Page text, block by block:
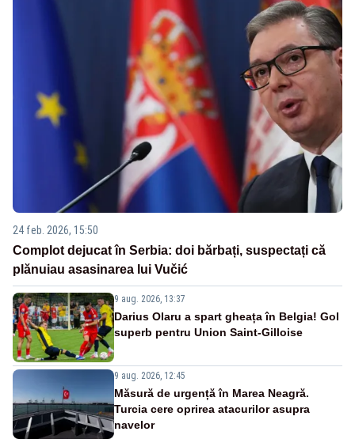
24 feb. 2026, 15:50
Complot dejucat în Serbia: doi bărbați, suspectați că
plănuiau asasinarea lui Vučić
9 aug. 2026, 13:37
Darius Olaru a spart gheața în Belgia! Gol
superb pentru Union Saint-Gilloise
9 aug. 2026, 12:45
Măsură de urgență în Marea Neagră.
Turcia cere oprirea atacurilor asupra
navelor